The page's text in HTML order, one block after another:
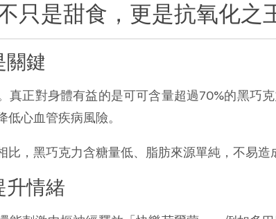
只是甜食，更是抗氧化之
關鍵
真正對身體有益的是可可含量超過70%的黑巧
心血管疾病風險。
比，黑巧克力含糖量低、脂肪來源單純，不易造
升情緒